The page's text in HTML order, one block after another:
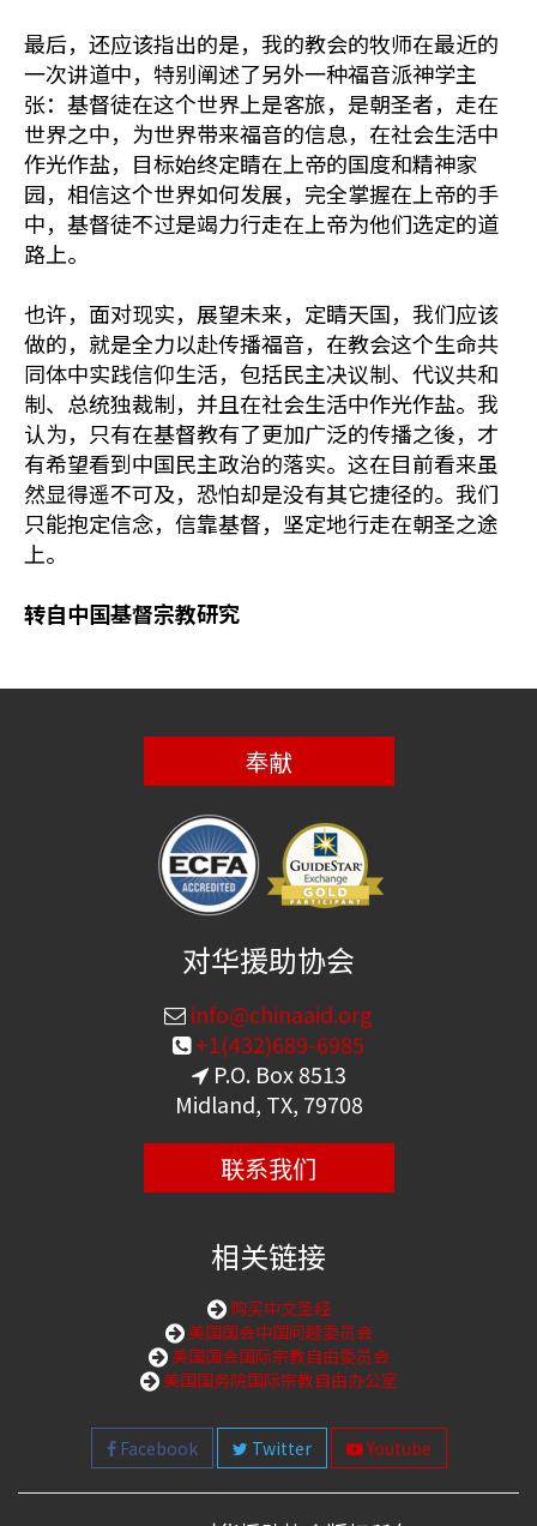
最后，还应该指出的是，我的教会的牧师在最近的
一次讲道中，特别阐述了另外一种福音派神学主
张：基督徒在这个世界上是客旅，是朝圣者，走在
世界之中，为世界带来福音的信息，在社会生活中
作光作盐，目标始终定睛在上帝的国度和精神家
园，相信这个世界如何发展，完全掌握在上帝的手
中，基督徒不过是竭力行走在上帝为他们选定的道
路上。
也许，面对现实，展望未来，定睛天国，我们应该
做的，就是全力以赴传播福音，在教会这个生命共
同体中实践信仰生活，包括民主决议制、代议共和
制、总统独裁制，并且在社会生活中作光作盐。我
认为，只有在基督教有了更加广泛的传播之後，才
有希望看到中国民主政治的落实。这在目前看来虽
然显得遥不可及，恐怕却是没有其它捷径的。我们
只能抱定信念，信靠基督，坚定地行走在朝圣之途
上。
转自中国基督宗教研究
奉献
对华援助协会
info@chinaaid.org
+1(432)689-6985
P.O. Box 8513
Midland, TX, 79708
联系我们
相关链接
购买中文圣经
美国国会中国问题委员会
美国国会国际宗教自由委员会
美国国务院国际宗教自由办公室
Facebook Twitter Youtube